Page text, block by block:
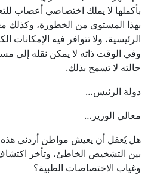
بأكملها لا يملك اختصاصي أعصاب
بهذا المستوى من الخطورة، وكذلك
الرئيسية، ولا تتوافر فيه الإمكانات
وفي الوقت ذاته لا يمكن نقله إلى
حالته لا تسمح بذلك.
دولة الرئيس…
معالي الوزير…
هل يُعقل أن يعيش مواطن أردني
بين التشخيص الخاطئ، وتأخر
وغياب الاختصاصات الطبية؟